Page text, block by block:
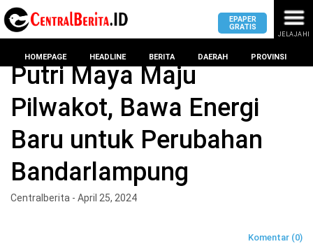
MASUK
KOTA
DPRD
LAMPUNG
EPAPER
GRATIS
JELAJAHI
HOMEPAGE HEADLINE BERITA DAERAH PROVINSI
Putri Maya Maju
Pilwakot, Bawa Energi
Baru untuk Perubahan
Bandarlampung
Centralberita - April 25, 2024
Komentar (0)